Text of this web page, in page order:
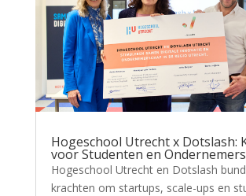
Hogeschool Utrecht x Dotslash:
voor Studenten en Ondernemers
Hogeschool Utrecht en Dotslash
krachten om startups, scale-ups en